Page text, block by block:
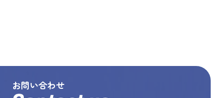
お問い合わせ